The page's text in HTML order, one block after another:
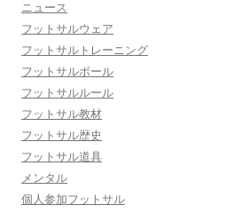
ニュース
フットサルウェア
フットサルトレーニング
フットサルボール
フットサルルール
フットサル教材
フットサル歴史
フットサル道具
メンタル
個人参加フットサル